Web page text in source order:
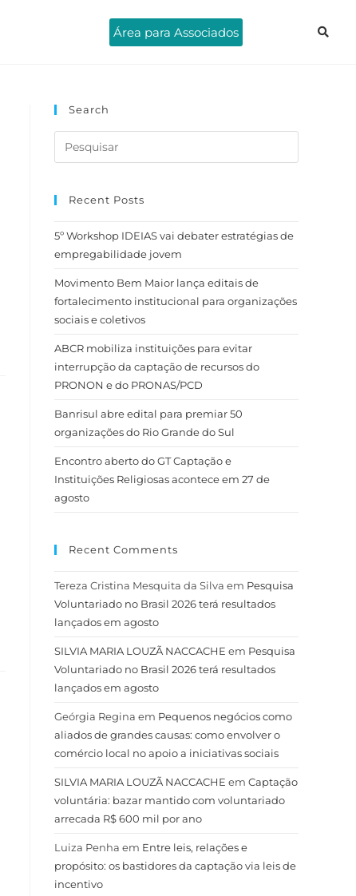
Área para Associados
Search
Recent Posts
5º Workshop IDEIAS vai debater estratégias de
empregabilidade jovem
Movimento Bem Maior lança editais de
fortalecimento institucional para organizações
sociais e coletivos
ABCR mobiliza instituições para evitar
interrupção da captação de recursos do
PRONON e do PRONAS/PCD
Banrisul abre edital para premiar 50
organizações do Rio Grande do Sul
Encontro aberto do GT Captação e
Instituições Religiosas acontece em 27 de
agosto
Recent Comments
Tereza Cristina Mesquita da Silva em Pesquisa
Voluntariado no Brasil 2026 terá resultados
lançados em agosto
SILVIA MARIA LOUZÃ NACCACHE em Pesquisa
Voluntariado no Brasil 2026 terá resultados
lançados em agosto
Geórgia Regina em Pequenos negócios como
aliados de grandes causas: como envolver o
comércio local no apoio a iniciativas sociais
SILVIA MARIA LOUZÃ NACCACHE em Captação
voluntária: bazar mantido com voluntariado
arrecada R$ 600 mil por ano
Luiza Penha em Entre leis, relações e
propósito: os bastidores da captação via leis de
incentivo